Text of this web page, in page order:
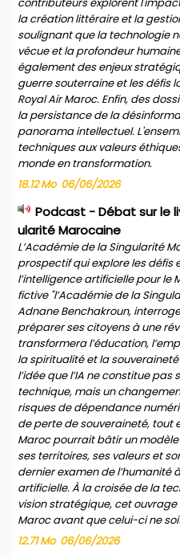
la création littéraire et la
soulignant que la technologie
vécue et la profondeur
également des enjeux
guerre souterraine et les défis
Royal Air Maroc. Enfin, des
la persistance de la
panorama intellectuel.
techniques aux valeurs
monde en transformation.
18.12 Mo 06/06/2026
Podcast - Débat sur le
ularité Marocaine
L’Académie de la Singularité
prospectif qui explore les défis
l’intelligence artificielle pour le
fictive "l’Académie de la
Adnane Benchakroun,
préparer ses citoyens à une
transformera l’éducation,
la spiritualité et la
l’idée que l’IA ne constitue
technique, mais un
risques de dépendance
de perte de souveraineté, tout
Maroc pourrait bâtir un
ses territoires, ses valeurs et
dernier examen de l’humanité
artificielle. À la croisée de la
vision stratégique, cet ouvrage
Maroc avant que celui-ci ne
12.71 Mo 06/06/2026